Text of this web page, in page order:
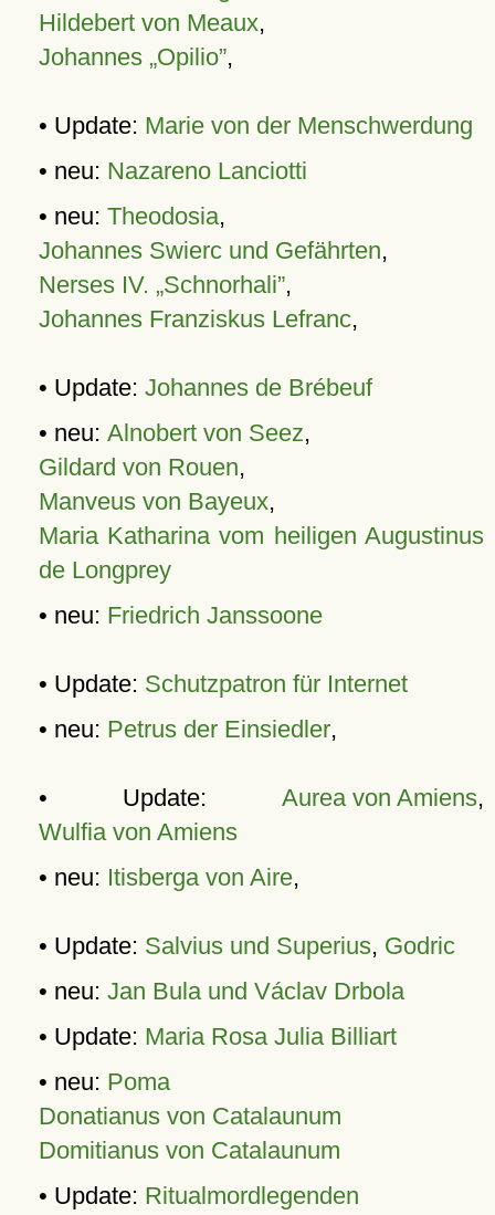
Hildebert von Meaux,
Johannes „Opilio”,
• Update: Marie von der Menschwerdung
• neu: Nazareno Lanciotti
• neu: Theodosia,
Johannes Swierc und Gefährten,
Nerses IV. „Schnorhali”,
Johannes Franziskus Lefranc,
• Update: Johannes de Brébeuf
• neu: Alnobert von Seez,
Gildard von Rouen,
Manveus von Bayeux,
Maria Katharina vom heiligen Augustinus
de Longprey
• neu: Friedrich Janssoone
• Update: Schutzpatron für Internet
• neu: Petrus der Einsiedler,
• Update: Aurea von Amiens,
Wulfia von Amiens
• neu: Itisberga von Aire,
• Update: Salvius und Superius, Godric
• neu: Jan Bula und Václav Drbola
• Update: Maria Rosa Julia Billiart
• neu: Poma
Donatianus von Catalaunum
Domitianus von Catalaunum
• Update: Ritualmordlegenden